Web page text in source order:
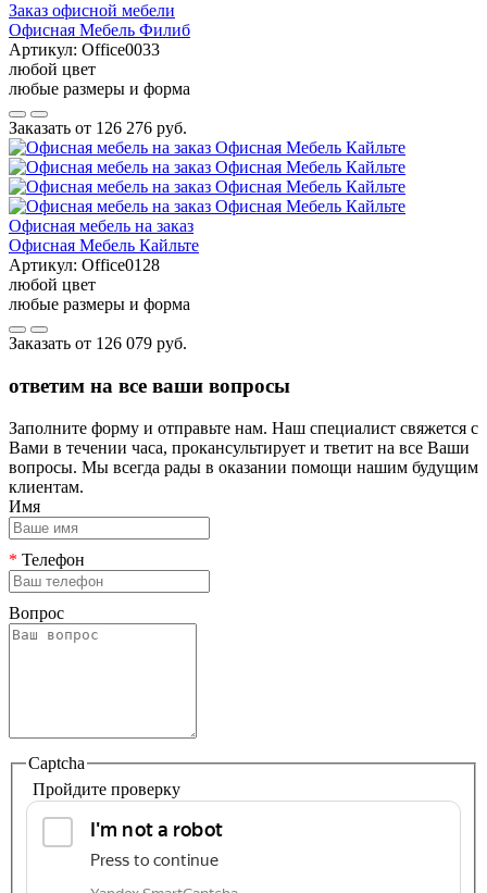
Заказ офисной мебели
Офисная Мебель Филиб
Артикул: Office0033
любой цвет
любые размеры и форма
Заказать от 126 276 руб.
Офисная мебель на заказ
Офисная Мебель Кайльте
Артикул: Office0128
любой цвет
любые размеры и форма
Заказать от 126 079 руб.
ответим на все ваши вопросы
Заполните форму и отправьте нам. Наш специалист свяжется с
Вами в течении часа, прокансультирует и тветит на все Ваши
вопросы. Мы всегда рады в оказании помощи нашим будущим
клиентам.
Имя
* Телефон
Вопрос
Captcha
Пройдите проверку